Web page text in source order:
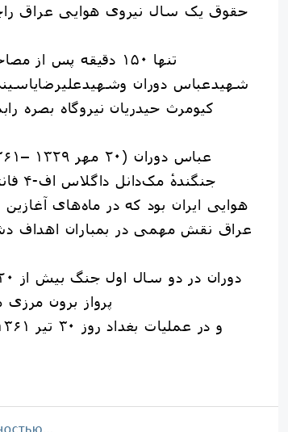
حقوق یک سال نیروی هوایی عراق
تنها ۱۵۰ دقیقه پس
شهیدعباس دوران
کیومرث حیدریان نیروگاه بصره
هوایی ایران بود که در ماه‌های
عراق نقش مهمی در بمباران اهداف
پرواز برون